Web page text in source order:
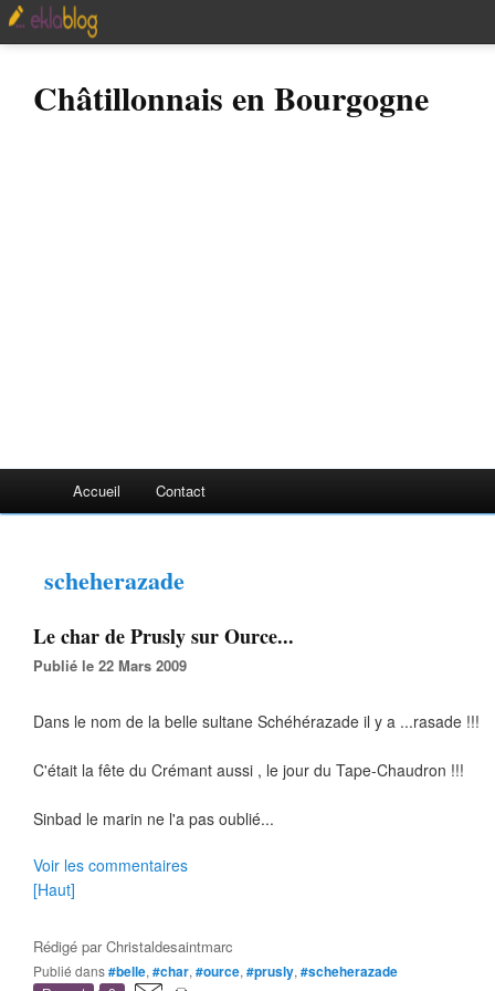
Châtillonnais en Bourgogne
Accueil Contact
scheherazade
Le char de Prusly sur Ource...
Publié le 22 Mars 2009
Dans le nom de la belle sultane Schéhérazade il y a ...rasade !!!
C'était la fête du Crémant aussi , le jour du Tape-Chaudron !!!
Sinbad le marin ne l'a pas oublié...
Voir les commentaires
[Haut]
Rédigé parChristaldesaintmarc
Publié dans#belle, #char, #ource, #prusly, #scheherazade